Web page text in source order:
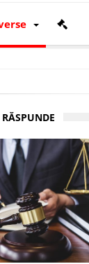
României în U.E.